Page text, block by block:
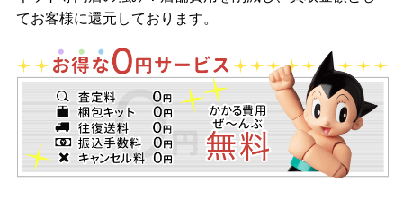
てお客様に還元しております。